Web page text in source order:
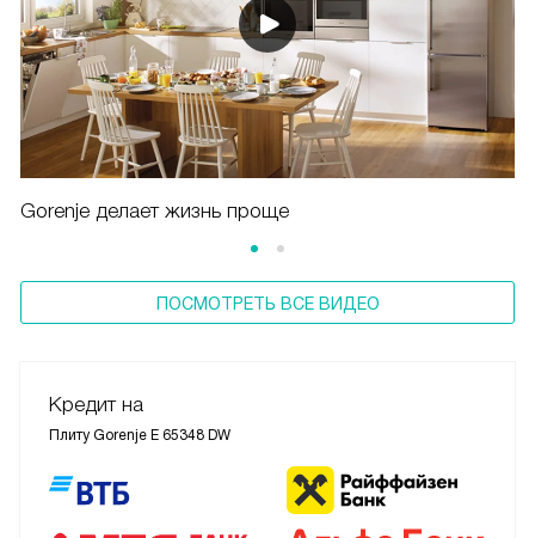
Gorenje делает жизнь проще
ПОСМОТРЕТЬ ВСЕ ВИДЕО
Кредит на
Плиту Gorenje E 65348 DW